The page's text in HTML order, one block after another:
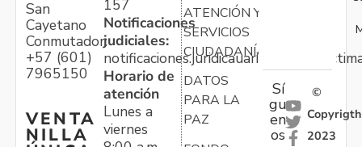
San
Cayetano
Conmutador:
+57 (601)
7965150
VENTA
NILLA
157
Notificaciones
judiciales:
Horario de
atención
Lunes a
viernes
ATENCIÓN Y
SERVICIOS
CIUDADANÍA
DATOS
PARA LA
PAZ
Sí
gu
en
os
©
Copyrigth
2023